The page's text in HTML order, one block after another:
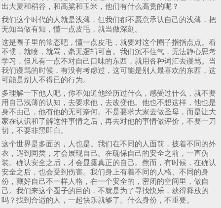
出大麦和稻谷，和高粱和玉米，他们有什么高贵的呢？
我们这个时代的人就是浅薄，但我们都不愿意承认自己的浅薄，把
无知当做有知，懂一点皮毛，就当做深刻。
这是圈子里的常态吧，懂一点皮毛，就要对这个圈子指指点点。看
不惯，就喷，就骂，毫无逻辑可言。我们沉不住气，无法静心思考
学习，但凡有一点不对自己口味的东西，就用各种词汇去谩骂。当
我们谩骂的时候，有没有考虑过，这可能是别人最喜欢的东西，这
可能是别人不得已的行为。
多理解一下他人吧，你不知道他经历过什么，感受过什么，就不要
用自己浅薄的认知，去要求他，去改变他。他也不想这样，他也是
身不由己，他有他的无可奈何。不是要求大家去做圣母，而是让大
家在认识和了解这件事情之后，再去对他的事情做评价，不要一刀
切，不要非黑即白。
这个世界是多面的，人也是。我们在不同的人面前，披着不同的外
衣，遇到同类，才会展现自己。在确保自己的安全之前，一直伪
装。确认安全之后，才会显露真正的自己。然而，有时候，在确认
安全之后，也会受到伤害。我们身上有着不同的人格、不同的身
份，藏好自己不一样人格，在一个安全的，密闭的空间里，做自
己。我们来这个圈子的目的，不就是为了寻找快乐，获得释放的
吗？找到合适的人，一起快乐就够了。什么身份，不重要。